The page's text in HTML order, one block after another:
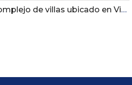
de villas ubicado en Vista Cana, Punta Cana